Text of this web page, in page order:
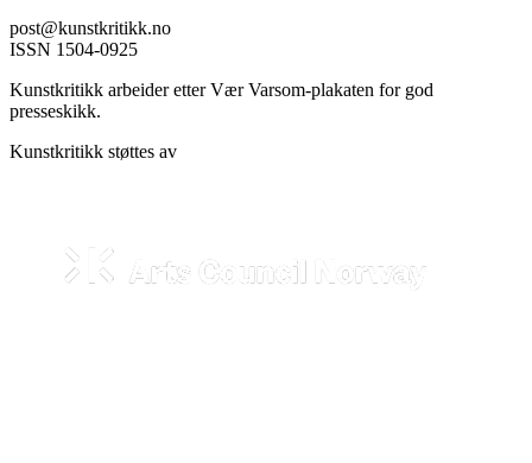
post@kunstkritikk.no
ISSN 1504-0925
Kunstkritikk arbeider etter Vær Varsom-plakaten for god
presseskikk.
Kunstkritikk støttes av